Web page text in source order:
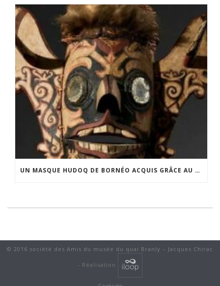
UN MASQUE HUDOQ DE BORNÉO ACQUIS GRÂCE AU SOUTIEN DU CERCLE LÉVI-STRAUSS
© 2016 société des Amis du musée du quai Branly – Jacques Chirac
- Réalisation